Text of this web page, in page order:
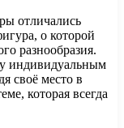
отличались
о которой
разнообразия.
индивидуальным
своё место в
которая всегда